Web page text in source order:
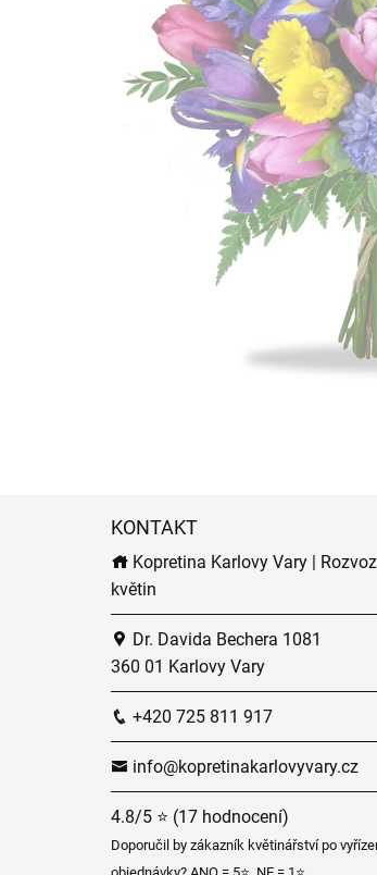
KONTAKT
Kopretina Karlovy Vary | Rozvoz
květin
Dr. Davida Bechera 1081
360 01 Karlovy Vary
+420 725 811 917
info@kopretinakarlovyvary.cz
4.8/5 ⭐ (17 hodnocení)
Doporučil by zákazník květinářství po